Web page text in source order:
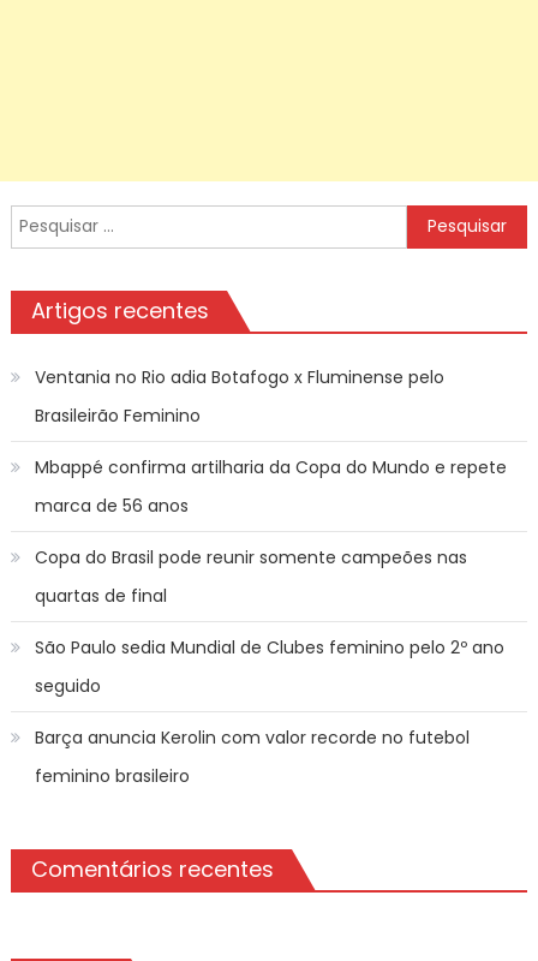
Pesquisar
por:
Artigos recentes
Ventania no Rio adia Botafogo x Fluminense pelo
Brasileirão Feminino
Mbappé confirma artilharia da Copa do Mundo e repete
marca de 56 anos
Copa do Brasil pode reunir somente campeões nas
quartas de final
São Paulo sedia Mundial de Clubes feminino pelo 2º ano
seguido
Barça anuncia Kerolin com valor recorde no futebol
feminino brasileiro
Comentários recentes